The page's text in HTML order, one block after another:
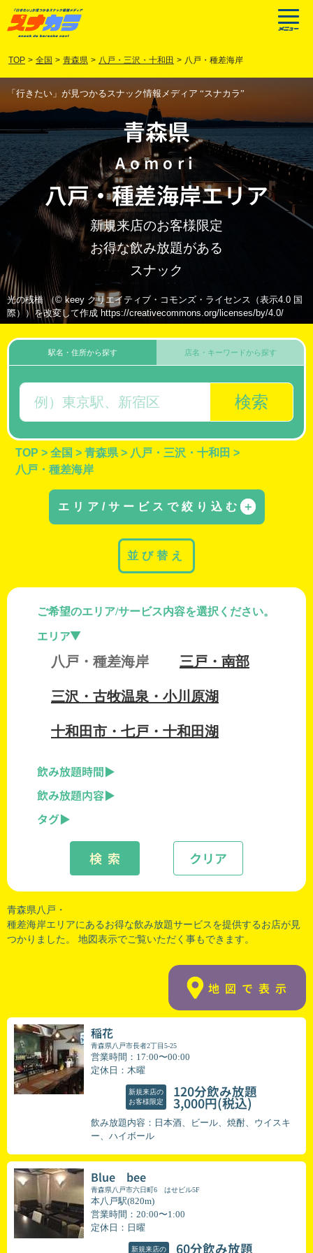
TOP > 全国 > 青森県 > 八戸・三沢・十和田 > 八戸・種差海岸
「行きたい」が見つかるスナック情報メディア “スナカラ”
青森県
Aomori
八戸・種差海岸エリア
新規来店のお客様限定
お得な飲み放題がある
スナック
光の桟橋 （© keey クリエイティブ・コモンズ・ライセンス（表示4.0 国
際））を改変して作成 https://creativecommons.org/licenses/by/4.0/
駅名・住所から探す
検索
店名・キーワードから探す
TOP > 全国 > 青森県 > 八戸・三沢・十和田 >
八戸・種差海岸
エリア/サービスで絞り込む ＋
ご希望のエリア/サービス内容を選択ください。
エリア
八戸・種差海岸 三戸・南部
三沢・古牧温泉・小川原湖
十和田市・七戸・十和田湖
飲み放題時間
飲み放題内容
タグ
クリア
検 索
並び替え
青森県八戸・
種差海岸エリアにあるお得な飲み放題サービスを提供するお店が見
つかりました。 地図表示でご覧いただく事もできます。
地図で表示
稲花
青森県八戸市長者2丁目5-25
営業時間：17:00〜00:00
定休日：木曜
新規来店の
お客様限定
120分飲み放題
3,000円(税込)
飲み放題内容：日本酒、ビール、焼酎、ウイスキ
ー、ハイボール
Blue bee
青森県八戸市六日町6 はせビル5F
本八戸駅(820m)
営業時間：20:00〜1:00
定休日：日曜
新規来店の 60分飲み放題